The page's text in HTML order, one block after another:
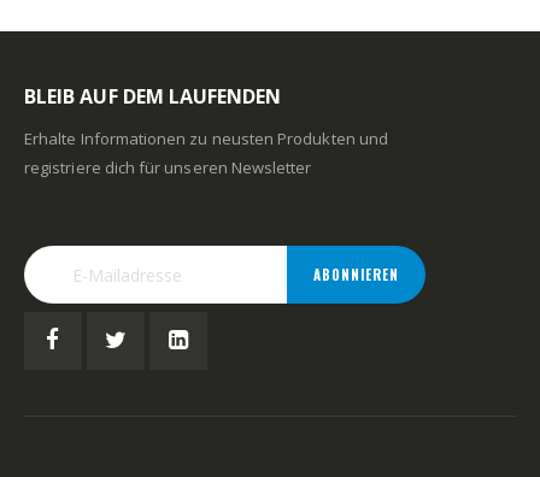
BLEIB AUF DEM LAUFENDEN
Erhalte Informationen zu neusten Produkten und
registriere dich für unseren Newsletter
ABONNIEREN